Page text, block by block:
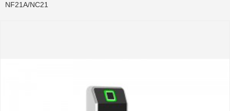
NF21A/NC21